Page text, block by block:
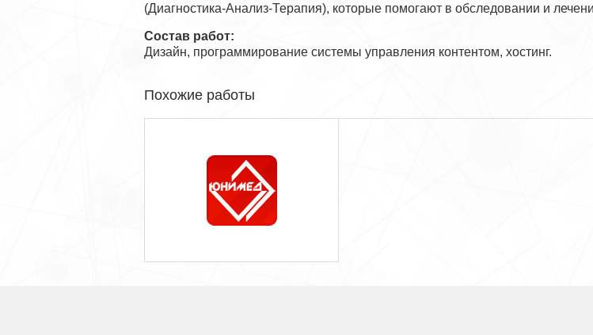
(Диагностика-Анализ-Терапия), которые помогают в обследовании и
Состав работ:
Дизайн, программирование системы управления контентом, хостинг.
Похожие работы